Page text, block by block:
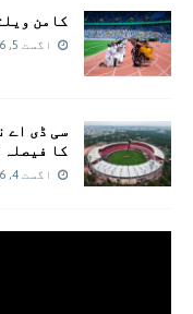
کامن
اگست 5, 2026
سی ڈی اے
کا فیصلہ
اگست 4, 2026